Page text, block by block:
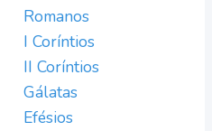
Romanos
I Coríntios
II Coríntios
Gálatas
Efésios